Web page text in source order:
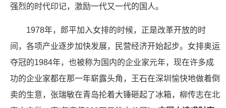
强烈的时代印记，激励一代又一代的国人。
1978年，郎平加入女排的时候，正是改革开放的时
间，各项产业逐步加快发展，民营经济开始起步。女排奥运
夺冠的1984年，也被称为国内的企业家元年，现在许多成
功的企业家都在那一年崭露头角，王石在深圳愉快地做着倒
卖的生意，张瑞敏在青岛抡着大锤砸起了冰箱，柳传志在北